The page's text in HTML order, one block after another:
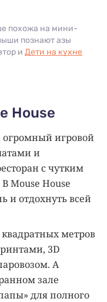
похожа на мини-
познают азы
и Дети на кухне
House
игровой
и
с чутким
Mouse House
и отдохнуть всей
квадратных метров
3D
А
зале
для полного